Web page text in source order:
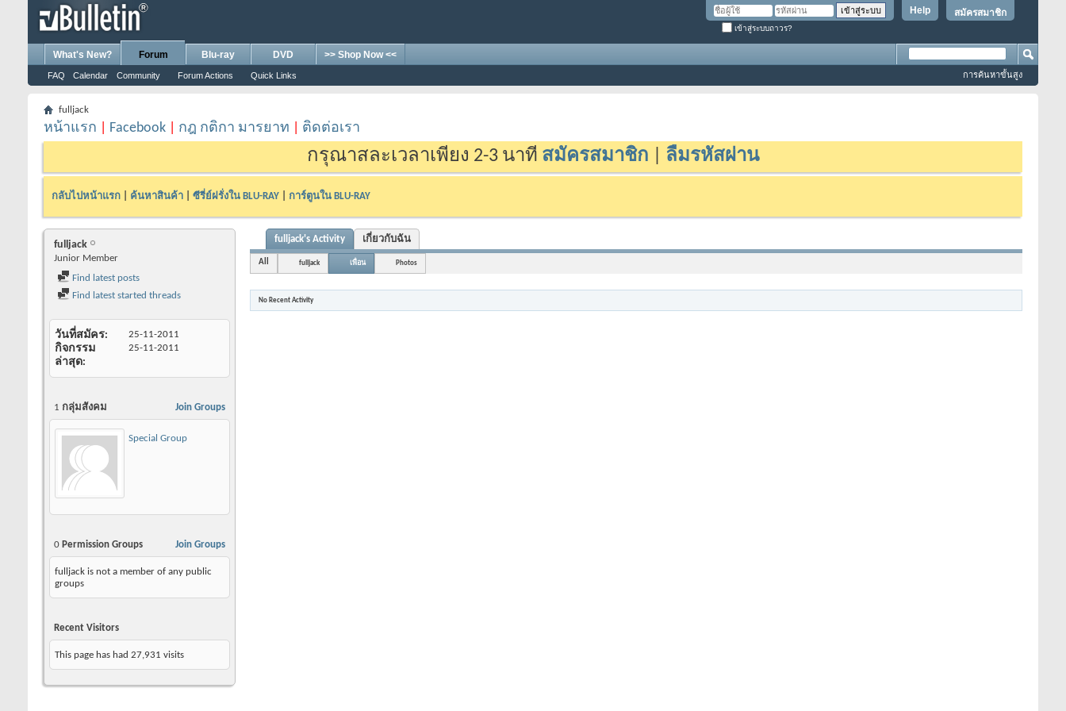
สมัครสมาชิก
Help
เข้าสู่ระบบถาวร?
What's New? Forum
FAQ Calendar Community Forum Actions Quick Links
Blu-ray DVD >> Shop Now <<
การค้นหาขั้นสูง
fulljack
หน้าแรก Facebook กฎ กติกา มารยาท ติดต่อเรา
กรุณาสละเวลาเพียง 2-3 นาที สมัครสมาชิก ลืมรหัสผ่าน
กลับไปหน้าแรก ค้นหาสินค้า ซีรี่ย์ฝรั่งใน BLU-RAY การ์ตูนใน BLU-RAY
fulljack
Junior Member
Find latest posts
Find latest started threads
วันที่สมัคร 25-11-2011
กิจกรรม
ล่าสุด
25-11-2011
Join Groups
1 กลุ่มสังคม
Special Group
Join Groups
0 Permission Groups
fulljack is not a member of any public
groups
Recent Visitors
This page has had 27,931 visits
fulljack's Activity เกี่ยวกับฉัน
All fulljack เพื่อน Photos
No Recent Activity